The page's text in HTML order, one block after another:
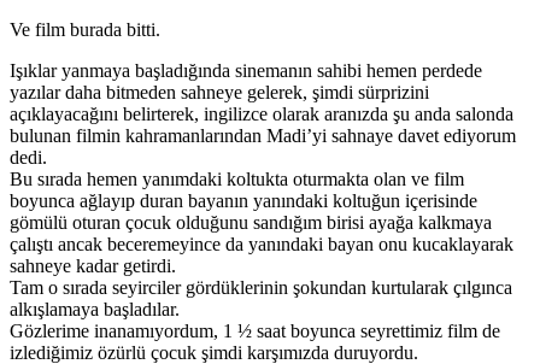
Ve film burada bitti.
Işıklar yanmaya başladığında sinemanın sahibi hemen perdede
yazılar daha bitmeden sahneye gelerek, şimdi sürprizini
açıklayacağını belirterek, ingilizce olarak aranızda şu anda salonda
bulunan filmin kahramanlarından Madi’yi sahnaye davet ediyorum
dedi.
Bu sırada hemen yanımdaki koltukta oturmakta olan ve film
boyunca ağlayıp duran bayanın yanındaki koltuğun içerisinde
gömülü oturan çocuk olduğunu sandığım birisi ayağa kalkmaya
çalıştı ancak beceremeyince da yanındaki bayan onu kucaklayarak
sahneye kadar getirdi.
Tam o sırada seyirciler gördüklerinin şokundan kurtularak çılgınca
alkışlamaya başladılar.
Gözlerime inanamıyordum, 1 ½ saat boyunca seyrettimiz film de
izlediğimiz özürlü çocuk şimdi karşımızda duruyordu.